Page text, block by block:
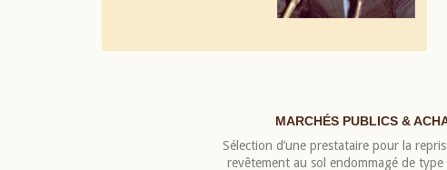
MARCHÉS PUBLICS &
Sélection d’une prestataire pour la
revêtement au sol endommagé de type